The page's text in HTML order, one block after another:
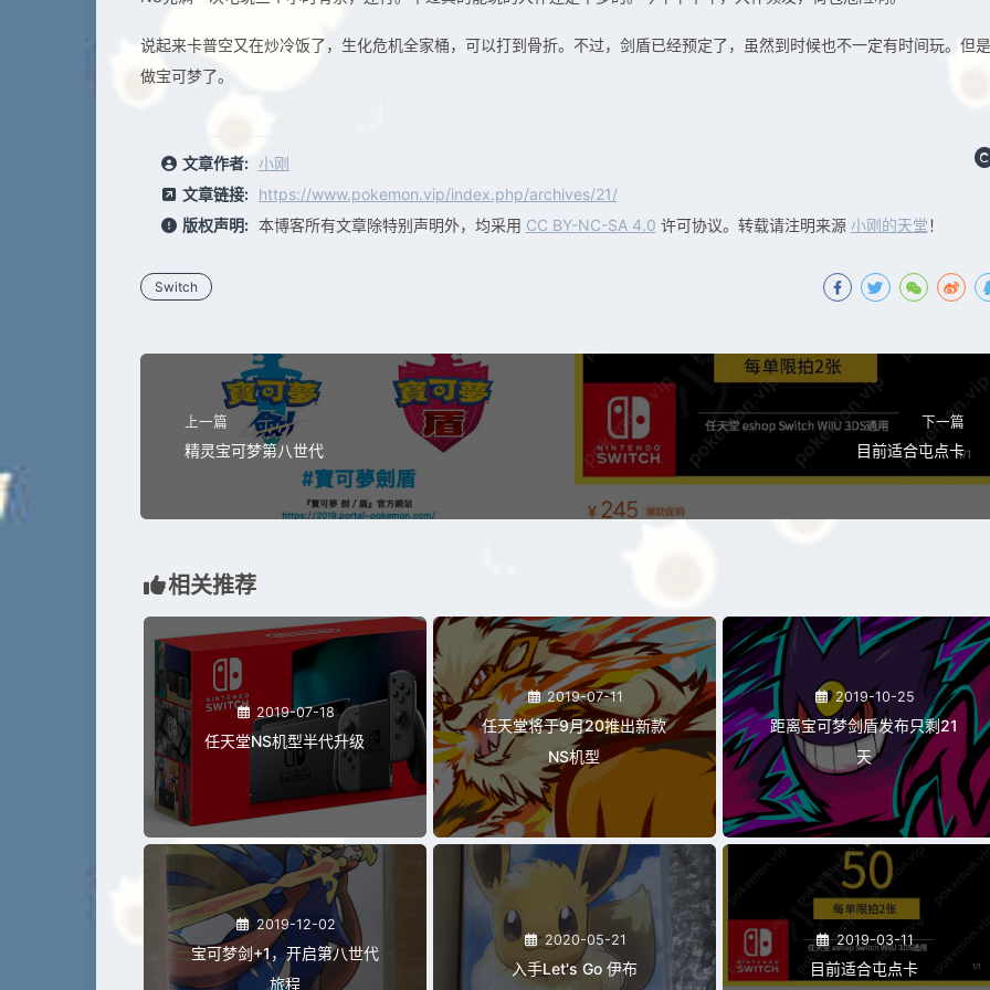
说起来卡普空又在炒冷饭了，生化危机全家桶，可以打到骨折。不过，剑盾已经预定了，虽然到时候也不一定有时间玩。但
做宝可梦了。
文章作者: 小刚
文章链接: https://www.pokemon.vip/index.php/archives/21/
版权声明: 本博客所有文章除特别声明外，均采用 CC BY-NC-SA 4.0 许可协议。转载请注明来源 小刚的天堂！
Switch
上一篇
精灵宝可梦第八世代
下一篇
目前适合屯点卡
相关推荐
2019-07-18
任天堂NS机型半代升级
2019-07-11
任天堂将于9月20推出新款
NS机型
2019-10-25
距离宝可梦剑盾发布只剩21
天
2019-12-02
宝可梦剑+1，开启第八世代
旅程
2020-05-21
入手Let's Go 伊布
2019-03-11
目前适合屯点卡